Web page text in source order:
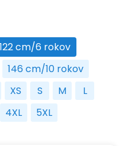
122 cm/6 rokov
122 cm/6 rokov
146 cm/10 rokov
146 cm/10 rokov
XS
XS S
S M
M LL
4XL
4XL 5XL
5XL